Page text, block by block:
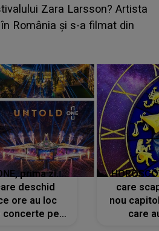
Emanuel. CINE ESTE
Aflându-se în fața
IMEDIAT: "Am
prima zi.
deschid
ore au loc
concerte pe
care
nou
care